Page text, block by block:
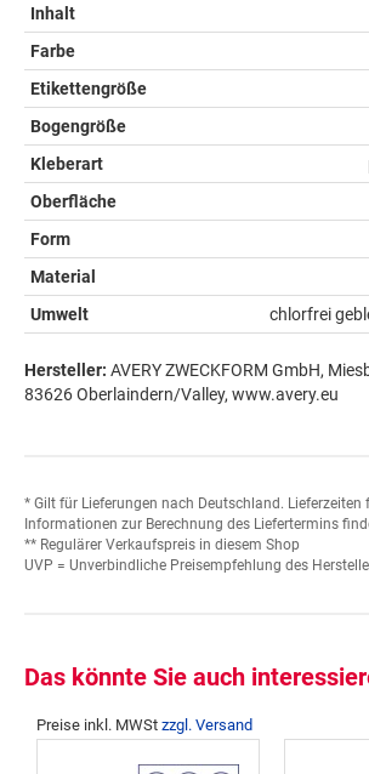
Inhalt
Farbe
Etikettengröße
Bogengröße
Kleberart
Oberfläche
Form
Material
Umwelt
chlorfrei
Hersteller: AVERY ZWECKFORM GmbH,
83626 Oberlaindern/Valley, www.avery.eu
* Gilt für Lieferungen nach Deutschland. Lieferzeiten
Informationen zur Berechnung des Liefertermins
** Regulärer Verkaufspreis in diesem Shop
UVP = Unverbindliche Preisempfehlung des
Das könnte Sie auch
Preise inkl. MWSt zzgl. Versand